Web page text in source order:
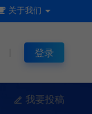
关于我们
登录
我要投稿